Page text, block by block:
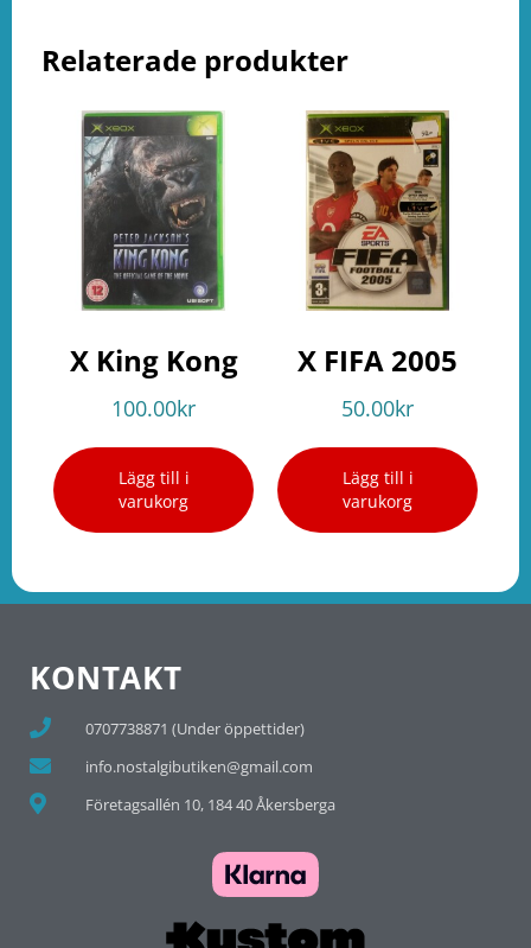
Relaterade produkter
X King Kong
100.00kr
Lägg till i
varukorg
X FIFA 2005
50.00kr
Lägg till i
varukorg
KONTAKT
0707738871 (Under öppettider)
info.nostalgibutiken@gmail.com
Företagsallén 10, 184 40 Åkersberga